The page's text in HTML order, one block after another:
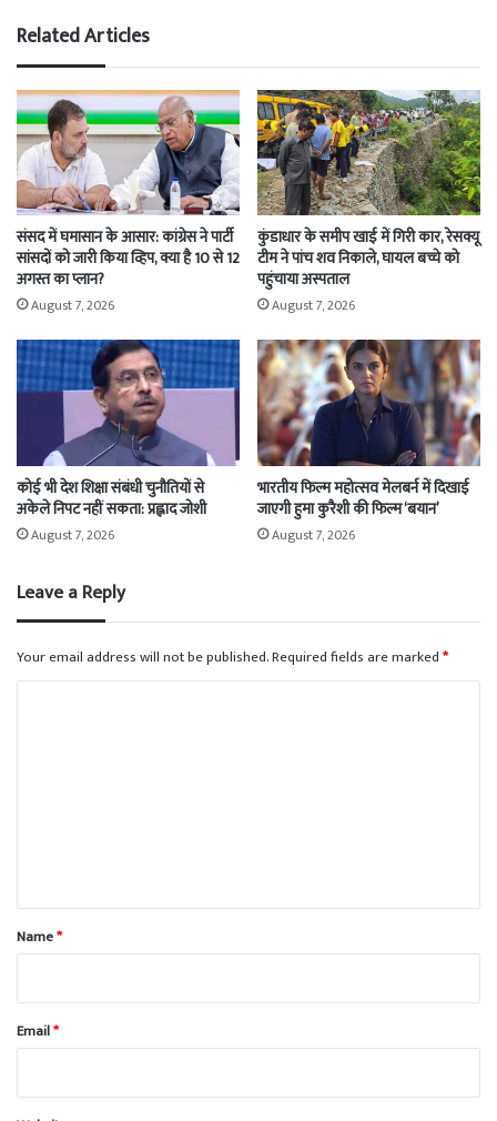
Related Articles
संसद में घमासान के आसार: कांग्रेस ने पार्टी
सांसदों को जारी किया व्हिप, क्या है 10 से 12
अगस्त का प्लान?
August 7, 2026
कुंडाधार के समीप खाई में गिरी कार, रेसक्यू
टीम ने पांच शव निकाले, घायल बच्चे को
पहुंचाया अस्पताल
August 7, 2026
कोई भी देश शिक्षा संबंधी चुनौतियों से
अकेले निपट नहीं सकता: प्रह्लाद जोशी
August 7, 2026
भारतीय फिल्म महोत्सव मेलबर्न में दिखाई
जाएगी हुमा कुरैशी की फिल्म ‘बयान’
August 7, 2026
Leave a Reply
Your email address will not be published.Required fields are marked*
*
Name*
Email*